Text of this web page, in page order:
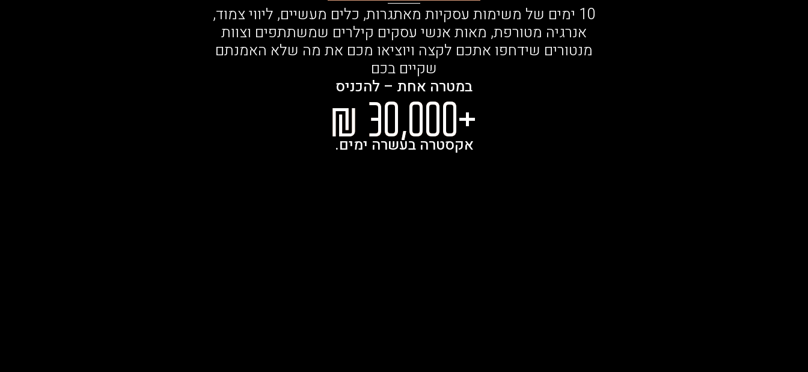
10 ימים של משימות עסקיות מאתגרות, כלים מעשיים, ליווי צמוד,
אנרגיה מטורפת, מאות אנשי עסקים קילרים שמשתתפים וצוות
מנטורים שידחפו אתכם לקצה ויוציאו מכם את מה שלא האמנתם
שקיים בכם
במטרה אחת – להכניס
+30,000 ₪
אקסטרה בעשרה ימים.